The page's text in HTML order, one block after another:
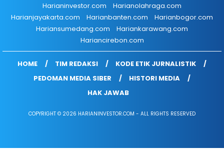
Harianinvestor.com
Harianolahraga.com
Harianjayakarta.com
Harianbanten.com
Harianbogor.com
Hariansumedang.com
Hariankarawang.com
Hariancirebon.com
HOME TIM REDAKSI
KODE ETIK JURNALISTIK
PEDOMAN MEDIA SIBER
HISTORI MEDIA
HAK JAWAB
COPYRIGHT © 2026 HARIANINVESTOR.COM - ALL RIGHTS RESERVED